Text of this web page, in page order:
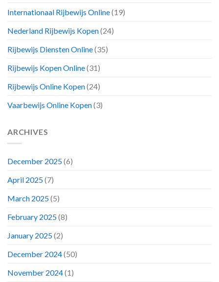
Internationaal Rijbewijs Online(19)
Nederland Rijbewijs Kopen(24)
Rijbewijs Diensten Online(35)
Rijbewijs Kopen Online(31)
Rijbewijs Online Kopen(24)
Vaarbewijs Online Kopen(3)
ARCHIVES
December 2025(6)
April 2025(7)
March 2025(5)
February 2025(8)
January 2025(2)
December 2024(50)
November 2024(1)